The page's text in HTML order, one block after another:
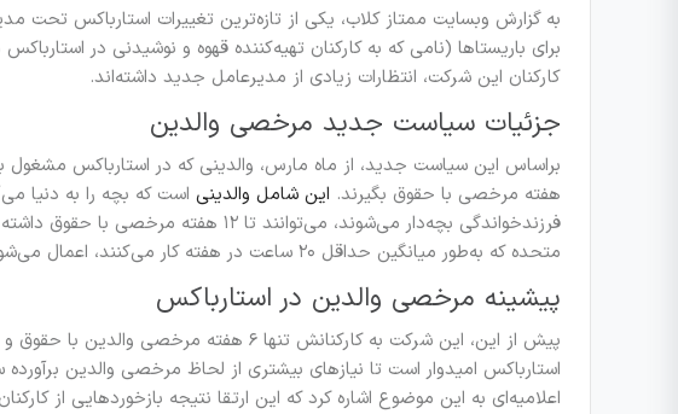
به گزارش وبسایت ممتاز کلاب، یکی از تازه‌ترین تغییرات استارباکس
برای باریستاها (نامی که به کارکنان تهیه‌کننده قهوه و نوشیدنی در
کارکنان این شرکت، انتظارات زیادی از مدیرعامل جدید داشته‌اند.
جزئیات سیاست جدید مرخصی والدین
هفته مرخصی با حقوق بگیرند. این شامل والدینی است که بچه را به دنیا
فرزندخواندگی بچه‌دار می‌شوند، می‌توانند تا
متحده که به‌طور میانگین حداقل ۲۰ ساعت در هفته کار می‌کنند، اعمال می‌شود.
پیشینه مرخصی والدین در استارباکس
استارباکس امیدوار است تا نیازهای بیشتری از لحاظ مرخصی والدین
اعلامیه‌ای به این موضوع اشاره کرد که این ارتقا نتیجه بازخوردهایی از